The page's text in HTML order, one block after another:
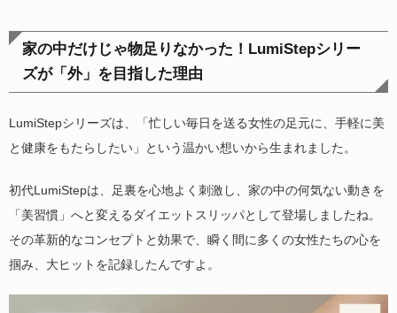
家の中だけじゃ物足りなかった！LumiStepシリー
ズが「外」を目指した理由
LumiStepシリーズは、「忙しい毎日を送る女性の足元に、手軽に美
と健康をもたらしたい」という温かい想いから生まれました。
初代LumiStepは、足裏を心地よく刺激し、家の中の何気ない動きを
「美習慣」へと変えるダイエットスリッパとして登場しましたね。
その革新的なコンセプトと効果で、瞬く間に多くの女性たちの心を
掴み、大ヒットを記録したんですよ。